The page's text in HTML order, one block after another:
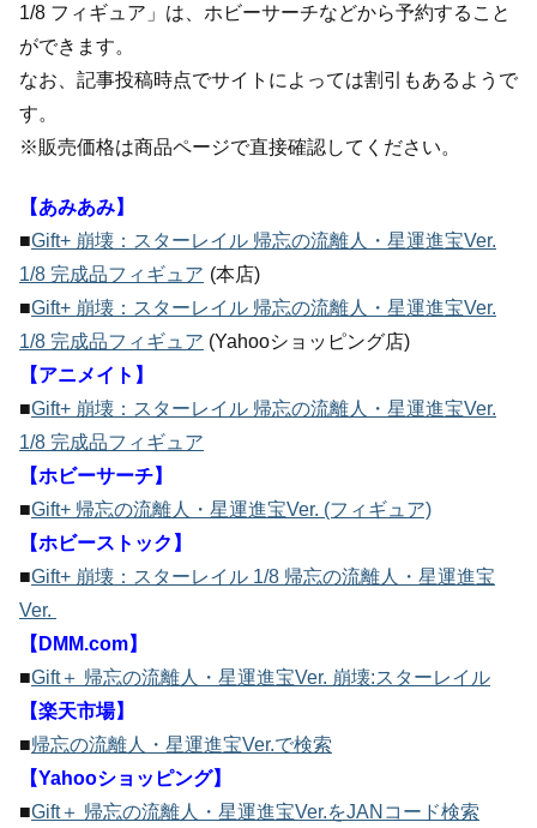
1/8 フィギュア」は、ホビーサーチなどから予約すること
ができます。
なお、記事投稿時点でサイトによっては割引もあるようで
す。
※販売価格は商品ページで直接確認してください。
【あみあみ】
■Gift+ 崩壊：スターレイル 帰忘の流離人・星運進宝Ver.
1/8 完成品フィギュア (本店)
■Gift+ 崩壊：スターレイル 帰忘の流離人・星運進宝Ver.
1/8 完成品フィギュア (Yahooショッピング店)
【アニメイト】
■Gift+ 崩壊：スターレイル 帰忘の流離人・星運進宝Ver.
1/8 完成品フィギュア
【ホビーサーチ】
■Gift+ 帰忘の流離人・星運進宝Ver. (フィギュア)
【ホビーストック】
■Gift+ 崩壊：スターレイル 1/8 帰忘の流離人・星運進宝
Ver.
【DMM.com】
■Gift＋ 帰忘の流離人・星運進宝Ver. 崩壊:スターレイル
【楽天市場】
■帰忘の流離人・星運進宝Ver.で検索
【Yahooショッピング】
■Gift＋ 帰忘の流離人・星運進宝Ver.をJANコード検索